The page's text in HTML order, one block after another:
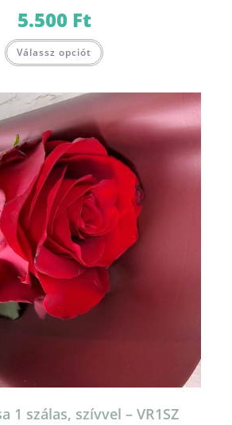
5.500 Ft
Válassz opciót
1 szálas, szívvel – VR1SZ